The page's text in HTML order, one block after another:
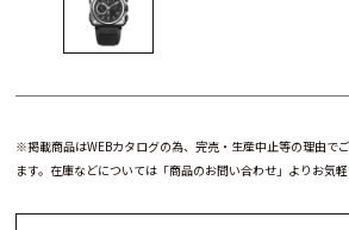
※掲載商品はWEBカタログの為、完売・生産中止等の理由で
ます。在庫などについては「商品のお問い合わせ」よりお気